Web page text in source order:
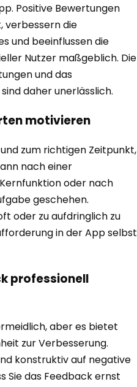
Positive Bewertungen
verbessern die
und beeinflussen die
Nutzer maßgeblich. Die
und das
daher unerlässlich.
motivieren
zum richtigen Zeitpunkt,
nach einer
oder nach
geschehen.
oder zu aufdringlich zu
in der App selbst
professionell
aber es bietet
zur Verbesserung.
konstruktiv auf negative
Sie das Feedback ernst